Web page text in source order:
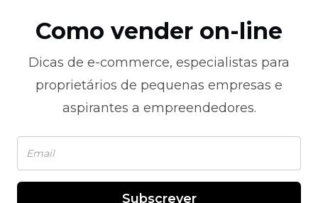
Como vender on-line
Dicas de e-commerce, especialistas para
proprietários de pequenas empresas e
aspirantes a empreendedores.
Subscrever